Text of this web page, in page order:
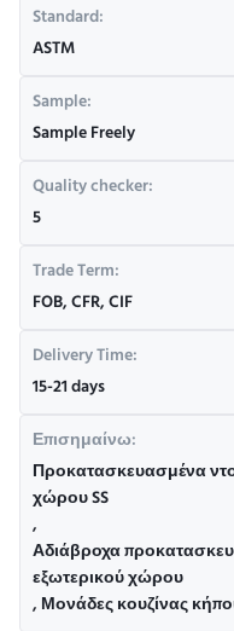
Standard:
ASTM
Sample:
Sample Freely
Quality checker:
5
Trade Term:
FOB, CFR, CIF
Delivery Time:
15-21 days
Επισημαίνω:
Προκατασκευασμένα
χώρου SS
,
Αδιάβροχα
εξωτερικού χώρου
,Μονάδες κουζίνας